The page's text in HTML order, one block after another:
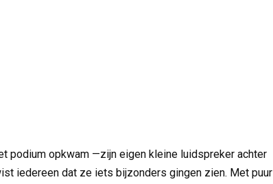
podium opkwam —zijn eigen kleine luidspreker achter
iedereen dat ze iets bijzonders gingen zien. Met puur